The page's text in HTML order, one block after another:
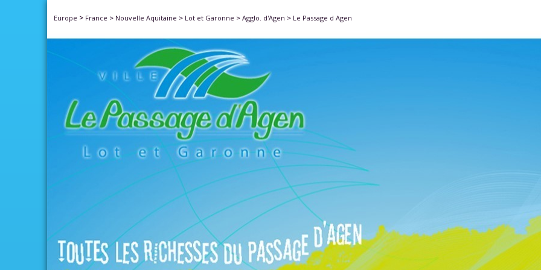
Europe > France > Nouvelle Aquitaine > Lot et Garonne > Agglo. d'Agen > Le Passage d Agen